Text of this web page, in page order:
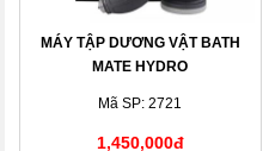
MÁY TẬP DƯƠNG VẬT BATH
MATE HYDRO
Mã SP: 2721
1,450,000đ